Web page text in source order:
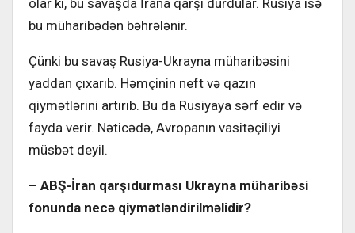
olar ki, bu savaşda İrana qarşı durdular. Rusiya isə
bu müharibədən bəhrələnir.
Çünki bu savaş Rusiya-Ukrayna müharibəsini
yaddan çıxarıb. Həmçinin neft və qazın
qiymətlərini artırıb. Bu da Rusiyaya sərf edir və
fayda verir. Nəticədə, Avropanın vasitəçiliyi
müsbət deyil.
– ABŞ-İran qarşıdurması Ukrayna müharibəsi
fonunda necə qiymətləndirilməlidir?